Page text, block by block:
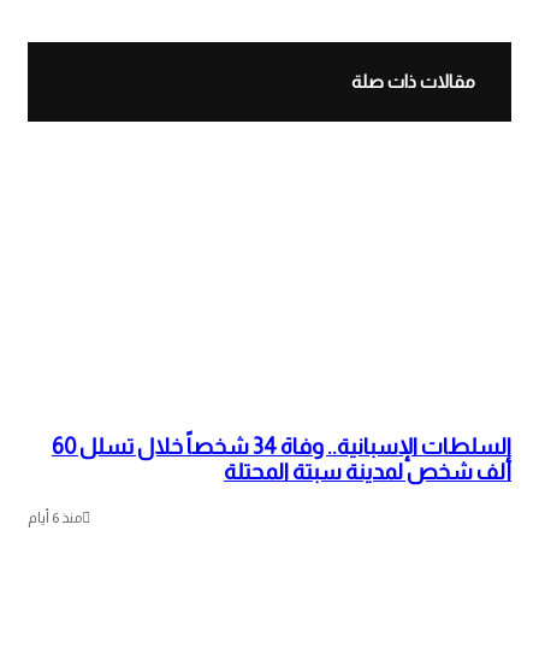
مقالات ذات صلة
السلطات الإسبانية.. وفاة 34 شخصاً خلال تسلل 60
ألف شخص لمدينة سبتة المحتلة
منذ 6 أيام